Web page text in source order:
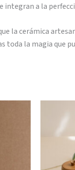
integran a la
la cerámica
toda la magia que